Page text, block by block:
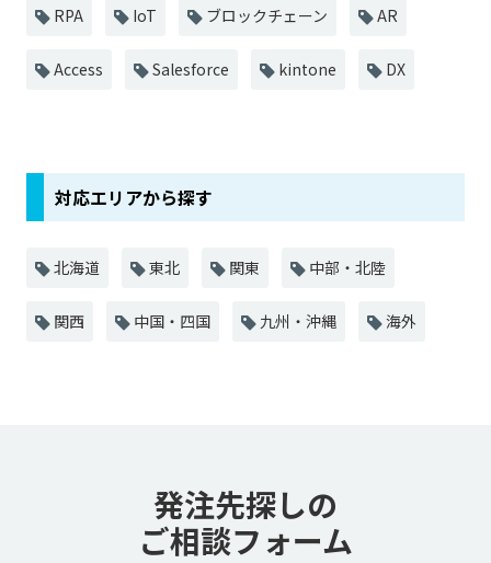
RPA IoT ブロックチェーン AR
Access Salesforce kintone DX
対応エリアから探す
北海道 東北 関東 中部・北陸
関西 中国・四国 九州・沖縄 海外
発注先探しの
ご相談フォーム